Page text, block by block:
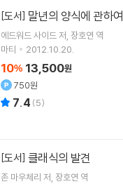
[도서] 말년의 양식에 관하여
에드워드 사이드 저 장호연 역
마티
2012.10.20.
10% 13,500원
750원
7.4 (5)
[도서] 클래식의 발견
존 마우체리 저 장호연 역